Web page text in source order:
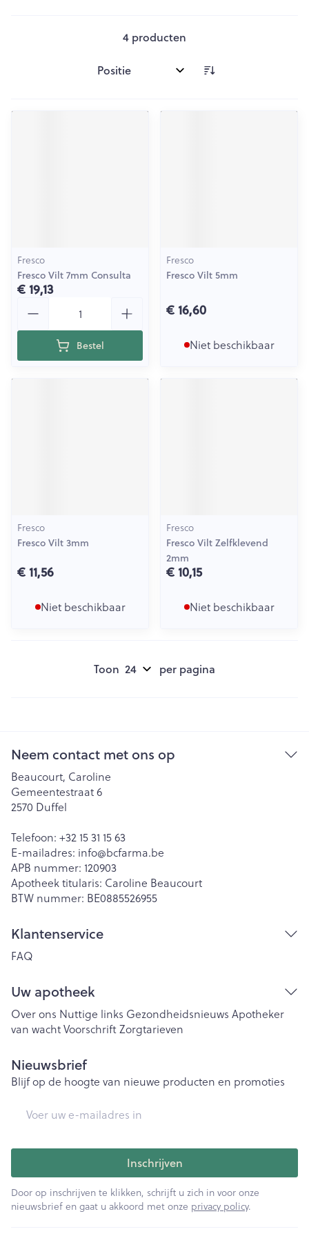
4 producten
Sorteer op:
Fresco
Fresco Vilt 7mm Consulta
€ 19,13
Bestel
Fresco
Fresco Vilt 5mm
€ 16,60
Niet beschikbaar
Fresco
Fresco Vilt 3mm
€ 11,56
Niet beschikbaar
Fresco
Fresco Vilt Zelfklevend
2mm
€ 10,15
Niet beschikbaar
Toon per pagina
Neem contact met ons op
Beaucourt, Caroline
Gemeentestraat 6
2570 Duffel
Telefoon: +32 15 31 15 63
E-mailadres: info@bcfarma.be
APB nummer: 120903
Apotheek titularis: Caroline Beaucourt
BTW nummer: BE0885526955
Klantenservice
FAQ
Uw apotheek
Over ons Nuttige links Gezondheidsnieuws Apotheker
van wachtVoorschriftZorgtarieven
Nieuwsbrief
Blijf op de hoogte van nieuwe producten en promoties
Inschrijven
Door op inschrijven te klikken, schrijft u zich in voor onze
nieuwsbrief en gaat u akkoord met onze privacy policy.